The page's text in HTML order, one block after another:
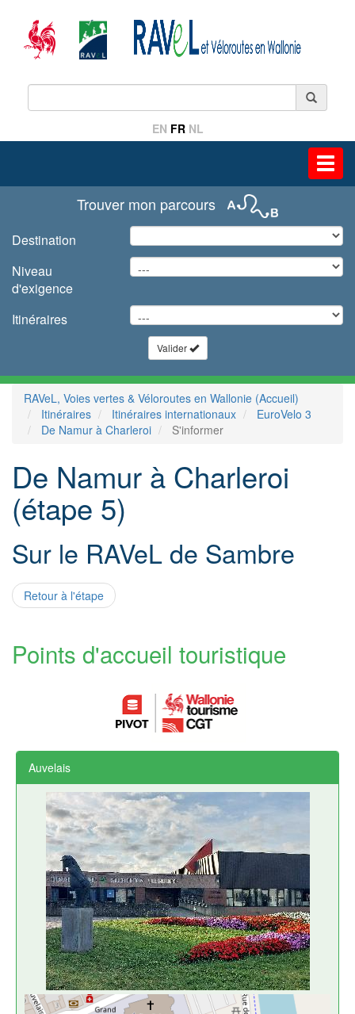
EN FR NL
Trouver mon parcours
Destination
Niveau
d'exigence
Itinéraires
Valider
RAVeL, Voies vertes & Véloroutes en Wallonie (Accueil)
Itinéraires
Itinéraires internationaux
EuroVelo 3
De Namur à Charleroi
S'informer
De Namur à Charleroi
(étape 5)
Sur le RAVeL de Sambre
Retour à l'étape
Points d'accueil touristique
Auvelais